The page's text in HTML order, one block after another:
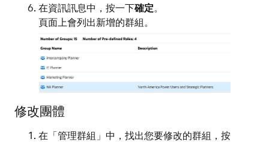
在資訊訊息中，按一下確定。
頁面上會列出新增的群組。
修改團體
在「管理群組」中，找出您要修改的群組，按